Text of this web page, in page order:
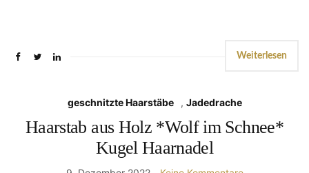
Weiterlesen
geschnitzte Haarstäbe , Jadedrache
Haarstab aus Holz *Wolf im Schnee*
Kugel Haarnadel